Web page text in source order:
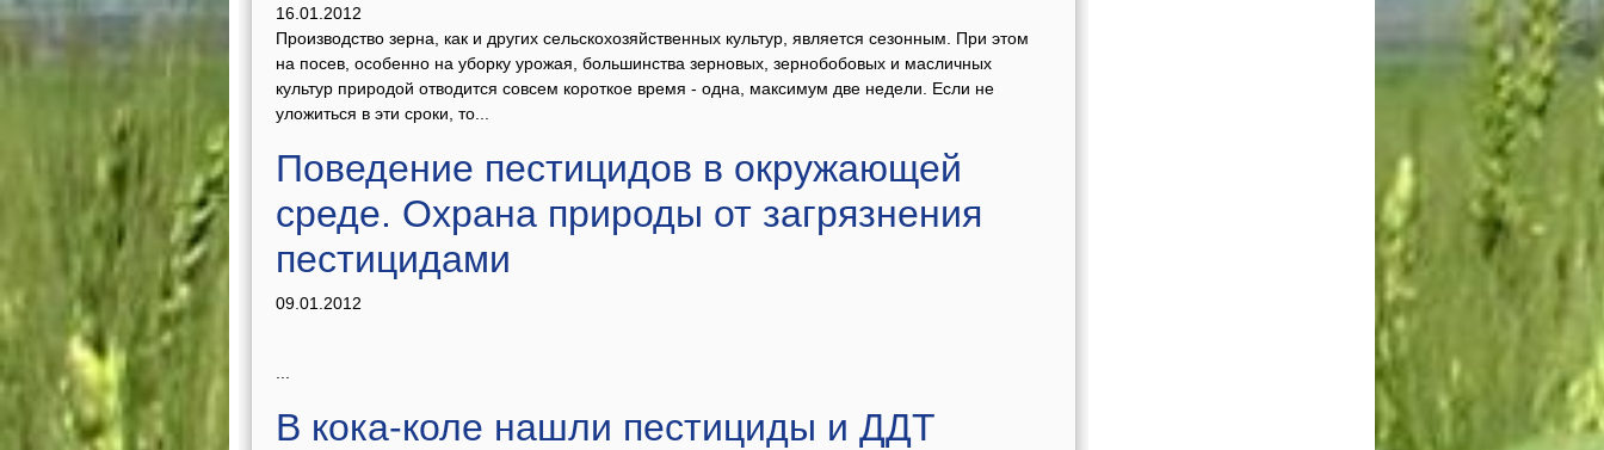
16.01.2012
Производство зерна, как и других сельскохозяйственных культур, является сезонным. При этом
на посев, особенно на уборку урожая, большинства зерновых, зернобобовых и масличных
культур природой отводится совсем короткое время - одна, максимум две недели. Если не
уложиться в эти сроки, то...
Поведение пестицидов в окружающей
среде. Охрана природы от загрязнения
пестицидами
09.01.2012
В кока-коле нашли пестициды и ДДТ